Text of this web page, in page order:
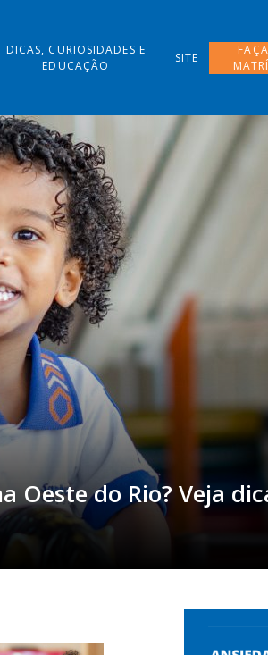
DICAS, CURIOSIDADES E
EDUCAÇÃO
SITE
Oeste do Rio? Veja